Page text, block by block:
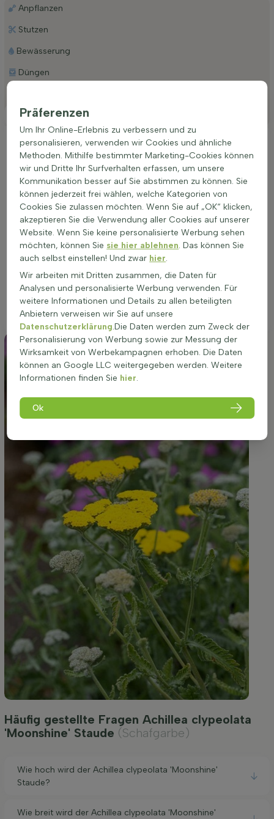
Platzierung
Anpflanzen
Stutzen
Bewässerung
Düngen
Ideale Platzierung einer Achillea clypeolata
'Moonshine'
Achillea clypeolata 'Moonshine' gedeiht am besten an einem
sonnigen bis halbschattigen Standort. Diese Pflanze
bevorzugt gut durchlässige Böden und kann auf allen
Bodenarten wachsen. Ein gut gewählter Standort fördert eine
reichhaltige Blüte und eine gesunde Pflanzenentwicklung. Die
richtige Platzierung sorgt für eine intensivere gelbe
Blütenfarbe und eine längere Blütezeit von Juni bis August.
Diese Pflanze eignet sich hervorragend für die Bepflanzung in
Beeten, als Gruppenpflanzung, Randbepflanzung oder in
Töpfen. Eine sorgfältige Standortwahl ist entscheidend für
das Wachstum und die Blüte von Achillea clypeolata
'Moonshine'.
Häufig gestellte Fragen Achillea clypeolata
'Moonshine' Staude (Schafgarbe)
Wie hoch wird der Achillea clypeolata 'Moonshine'
Staude?
Wie breit wird der Achillea clypeolata 'Moonshine'
Präferenzen
Um Ihr Online-Erlebnis zu verbessern und zu
personalisieren, verwenden wir Cookies und ähnliche
Methoden. Mithilfe bestimmter Marketing-Cookies können
wir und Dritte Ihr Surfverhalten erfassen, um unsere
Kommunikation besser auf Sie abstimmen zu können. Sie
können jederzeit frei wählen, welche Kategorien von
Cookies Sie zulassen möchten. Wenn Sie auf „OK“ klicken,
akzeptieren Sie die Verwendung aller Cookies auf unserer
Website. Wenn Sie keine personalisierte Werbung sehen
möchten, können Sie sie hier ablehnen. Das können Sie
auch selbst einstellen! Und zwar hier.
Wir arbeiten mit Dritten zusammen, die Daten für
Analysen und personalisierte Werbung verwenden. Für
weitere Informationen und Details zu allen beteiligten
Anbietern verweisen wir Sie auf unsere
Datenschutzerklärung.Die Daten werden zum Zweck der
Personalisierung von Werbung sowie zur Messung der
Wirksamkeit von Werbekampagnen erhoben. Die Daten
können an Google LLC weitergegeben werden. Weitere
Informationen finden Sie hier.
Ok